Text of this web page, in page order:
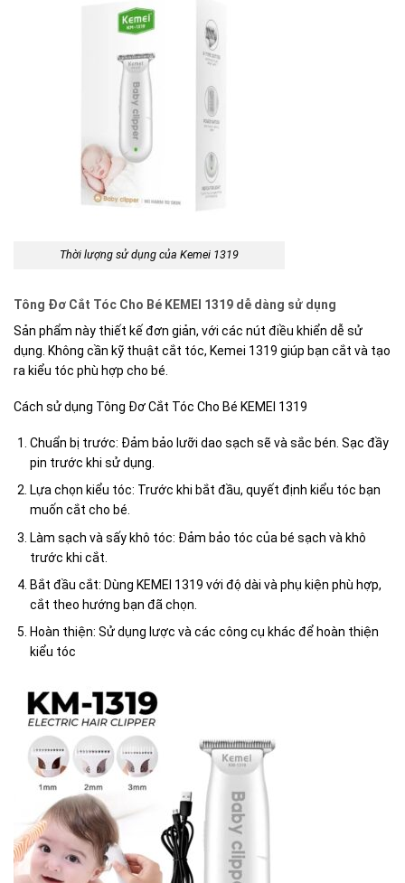
Thời lượng sử dụng của Kemei 1319
Tông Đơ Cắt Tóc Cho Bé KEMEI 1319 dễ dàng sử dụng
Sản phẩm này thiết kế đơn giản, với các nút điều khiển dễ sử
dụng. Không cần kỹ thuật cắt tóc, Kemei 1319 giúp bạn cắt và tạo
ra kiểu tóc phù hợp cho bé.
Cách sử dụng Tông Đơ Cắt Tóc Cho Bé KEMEI 1319
Chuẩn bị trước: Đảm bảo lưỡi dao sạch sẽ và sắc bén. Sạc đầy
pin trước khi sử dụng.
Lựa chọn kiểu tóc: Trước khi bắt đầu, quyết định kiểu tóc bạn
muốn cắt cho bé.
Làm sạch và sấy khô tóc: Đảm bảo tóc của bé sạch và khô
trước khi cắt.
Bắt đầu cắt: Dùng KEMEI 1319 với độ dài và phụ kiện phù hợp,
cắt theo hướng bạn đã chọn.
Hoàn thiện: Sử dụng lược và các công cụ khác để hoàn thiện
kiểu tóc